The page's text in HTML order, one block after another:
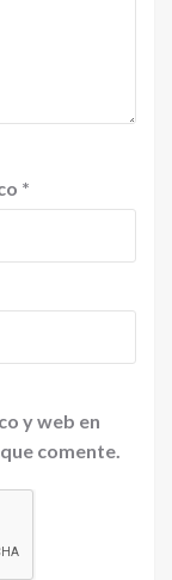
*
y web en
comente.